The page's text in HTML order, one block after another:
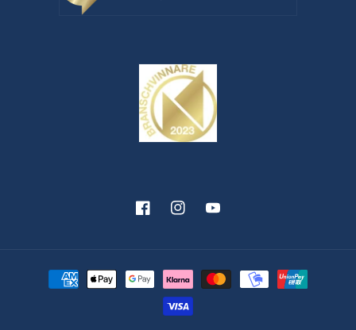
FacebookInstagramYouTube
Betalningsmetoder